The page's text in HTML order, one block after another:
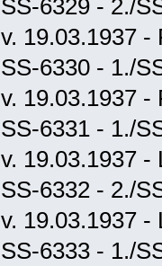
SS-6329 - 2./
v. 19.03.1937 -
SS-6330 - 1./
v. 19.03.1937 -
SS-6331 - 1./
v. 19.03.1937 -
SS-6332 - 2./
v. 19.03.1937 -
SS-6333 - 1./